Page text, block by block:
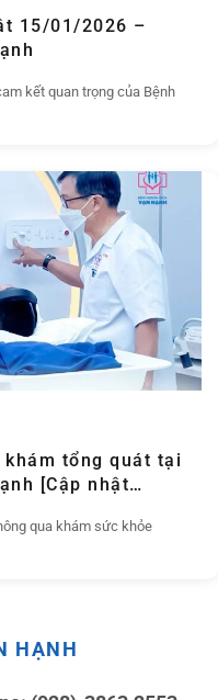
15/01/2026 –
kết quan trọng của Bệnh
tổng quát tại
[Cập nhật
qua khám sức khỏe
HẠNH